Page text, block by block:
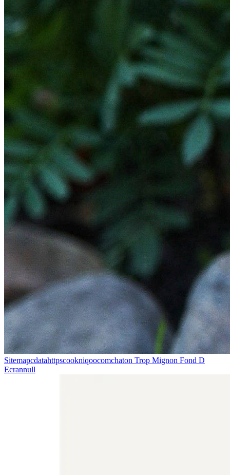
Sitemapcdatahttpscookniqoocomchaton Trop Mignon Fond D
Ecrannull